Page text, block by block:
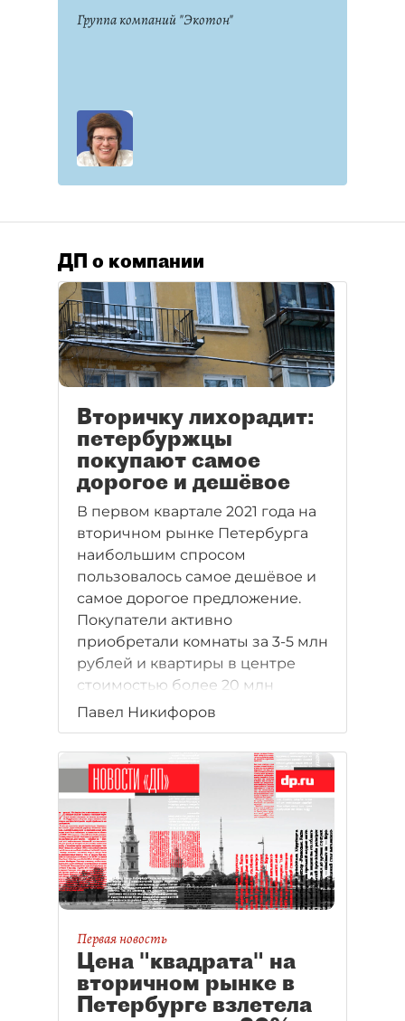
Группа компаний "Экотон"
ДП о компании
Вторичку лихорадит:
петербуржцы
покупают самое
дорогое и дешёвое
В первом квартале 2021 года на
вторичном рынке Петербурга
наибольшим спросом
пользовалось самое дешёвое и
самое дорогое предложение.
Покупатели активно
приобретали комнаты за 3-5 млн
рублей и квартиры в центре
стоимостью более 20 млн
рублей.
Павел Никифоров
Первая новость
Цена "квадрата" на
вторичном рынке в
Петербурге взлетела